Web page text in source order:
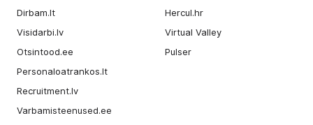
Dirbam.It
Visidarbi.lv
Otsintood.ee
Personaloatrankos.lt
Recruitment.lv
Varbamisteenused.ee
Hercul.hr
Virtual Valley
Pulser